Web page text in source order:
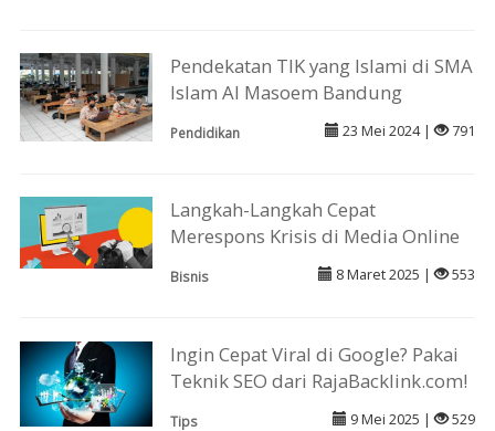
Pendekatan TIK yang Islami di SMA
Islam Al Masoem Bandung
Pendidikan 23 Mei 2024 | 791
Langkah-Langkah Cepat
Merespons Krisis di Media Online
Bisnis 8 Maret 2025 | 553
Ingin Cepat Viral di Google? Pakai
Teknik SEO dari RajaBacklink.com!
Tips 9 Mei 2025 | 529